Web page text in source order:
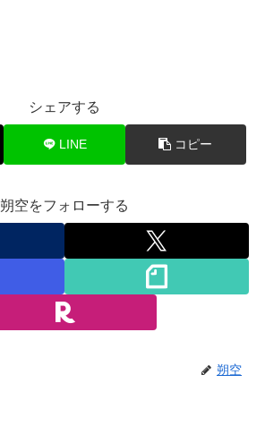
シェアする
LINE コピー
朔空をフォローする
朔空